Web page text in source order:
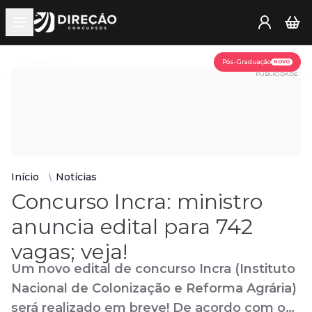
Open main menu
Pós-Graduação NOVO
PUBLICIDADE
Início Notícias
Concurso Incra: ministro
anuncia edital para 742
vagas; veja!
Um novo edital de concurso Incra (Instituto
Nacional de Colonização e Reforma Agrária)
será realizado em breve! De acordo com o